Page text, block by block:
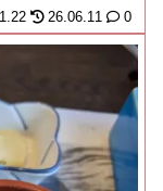
26.06.11 0